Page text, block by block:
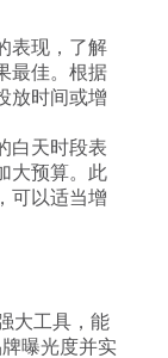
表现，了解
最佳。根据
放时间或增
白天时段表
大预算。此
可以适当增
大工具，能
曝光度并实